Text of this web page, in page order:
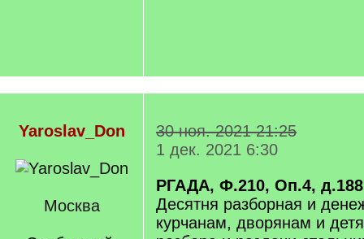
Yaroslav_Don
Москва
30 ноя. 2021 21:25
1 дек. 2021 6:30
РГАДА, Ф.210, Оп.4, д.188
Десятня разборная и
курчанам, дворянам и